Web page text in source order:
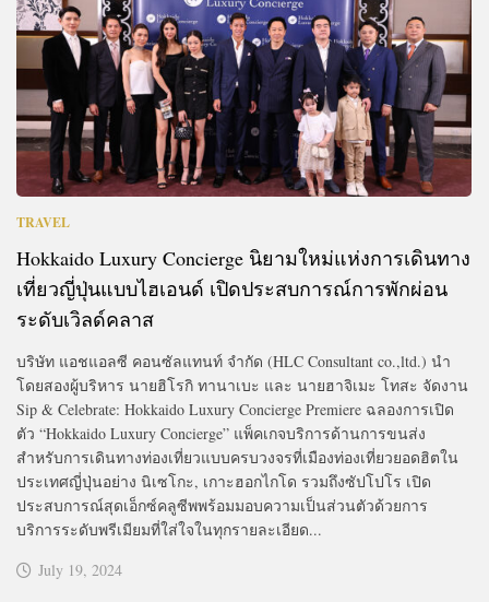
TRAVEL
Hokkaido Luxury Concierge นิยามใหม่แห่งการเดินทาง
เที่ยวญี่ปุ่นแบบไฮเอนด์ เปิดประสบการณ์การพักผ่อน
ระดับเวิลด์คลาส
บริษัท แอชแอลซี คอนซัลแทนท์ จำกัด (HLC Consultant co.,ltd.) นำ
โดยสองผู้บริหาร นายฮิโรกิ ทานาเบะ และ นายฮาจิเมะ โทสะ จัดงาน
Sip & Celebrate: Hokkaido Luxury Concierge Premiere ฉลองการเปิด
ตัว “Hokkaido Luxury Concierge” แพ็คเกจบริการด้านการขนส่ง
สำหรับการเดินทางท่องเที่ยวแบบครบวงจรที่เมืองท่องเที่ยวยอดฮิตใน
ประเทศญี่ปุ่นอย่าง นิเซโกะ, เกาะฮอกไกโด รวมถึงซัปโปโร เปิด
ประสบการณ์สุดเอ็กซ์คลูซีพพร้อมมอบความเป็นส่วนตัวด้วยการ
บริการระดับพรีเมียมที่ใส่ใจในทุกรายละเอียด...
July 19, 2024